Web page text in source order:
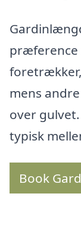
præference
mens
over
typisk
Book